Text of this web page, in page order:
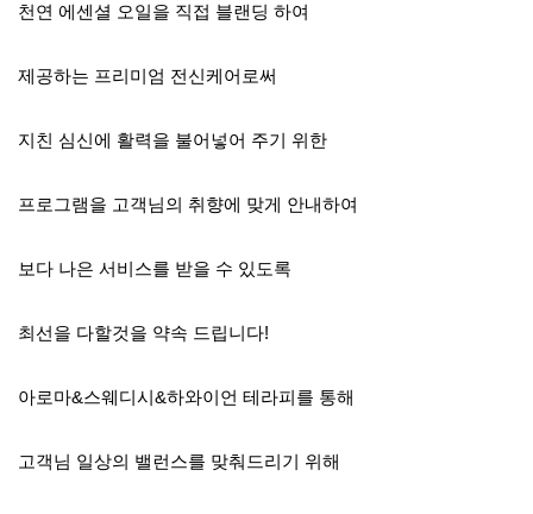
천연 에센셜 오일을 직접 블랜딩 하여
제공하는 프리미엄 전신케어로써
지친 심신에 활력을 불어넣어 주기 위한
프로그램을 고객님의 취향에 맞게 안내하여
보다 나은 서비스를 받을 수 있도록
최선을 다할것을 약속 드립니다!
아로마&스웨디시&하와이언 테라피를 통해
고객님 일상의 밸런스를 맞춰드리기 위해